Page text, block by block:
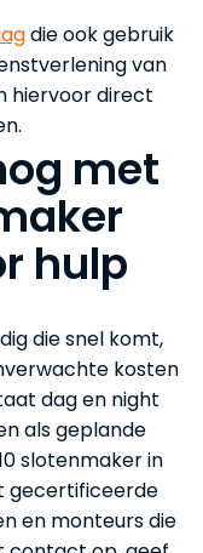
die ook gebruik
van
hiervoor direct
met
hulp
die snel komt,
kosten
dag en night
als geplande
slotenmaker in
gecertificeerde
en monteurs die